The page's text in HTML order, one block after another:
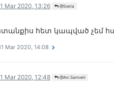
Mar 2020, 13:26 @Sveta
հետ կապված չեմ
Mar 2020, 14:08
Mar 2020, 12:48 @Ani Samveli